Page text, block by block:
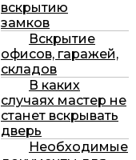
вскрытию
замков
Вскрытие
офисов, гаражей,
складов
В каких
случаях мастер не
станет вскрывать
дверь
Необходимые